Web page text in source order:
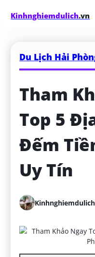
Kinhnghiemdulich.vn
Du Lịch Hải
Tham
Top 5
Đếm
Uy Tín